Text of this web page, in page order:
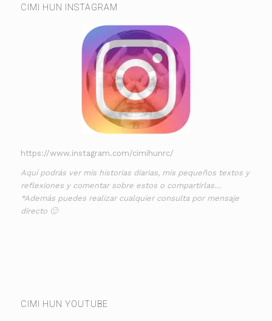
CIMI HUN INSTAGRAM
https://www.instagram.com/cimihunrc/
Aquí podrás ver mis historias diarias, mis pequeños textos y
reflexiones y comentar sobre estos o compartirlas…
*Además puedes realizar cualquier consulta por mensaje
directo 🙂
CIMI HUN YOUTUBE